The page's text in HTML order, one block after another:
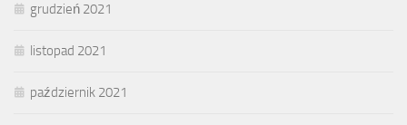
grudzień 2021
listopad 2021
październik 2021